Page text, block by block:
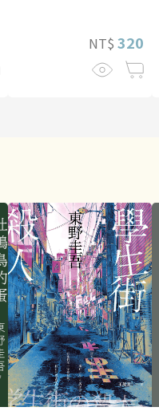
NT$ 320